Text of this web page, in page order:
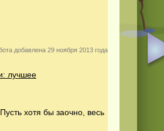
добавлена 29 ноября 2013 года
лучшее
хотя бы заочно, весь